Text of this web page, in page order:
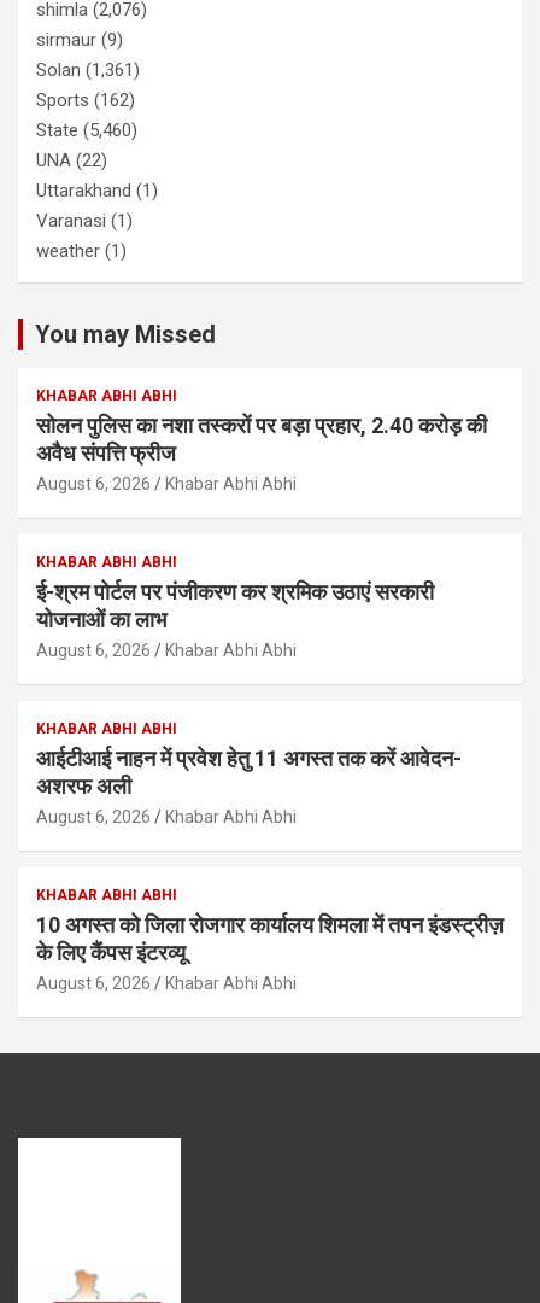
shimla (2,076)
sirmaur (9)
Solan (1,361)
Sports (162)
State (5,460)
UNA (22)
Uttarakhand (1)
Varanasi (1)
weather (1)
You may Missed
KHABAR ABHI ABHI
सोलन पुलिस का नशा तस्करों पर बड़ा प्रहार, 2.40 करोड़ की
अवैध संपत्ति फ्रीज
August 6, 2026 Khabar Abhi Abhi
KHABAR ABHI ABHI
ई-श्रम पोर्टल पर पंजीकरण कर श्रमिक उठाएं सरकारी
योजनाओं का लाभ
August 6, 2026 Khabar Abhi Abhi
KHABAR ABHI ABHI
आईटीआई नाहन में प्रवेश हेतु 11 अगस्त तक करें आवेदन-
अशरफ अली
August 6, 2026 Khabar Abhi Abhi
KHABAR ABHI ABHI
10 अगस्त को जिला रोजगार कार्यालय शिमला में तपन इंडस्ट्रीज़
के लिए कैंपस इंटरव्यू
August 6, 2026 Khabar Abhi Abhi